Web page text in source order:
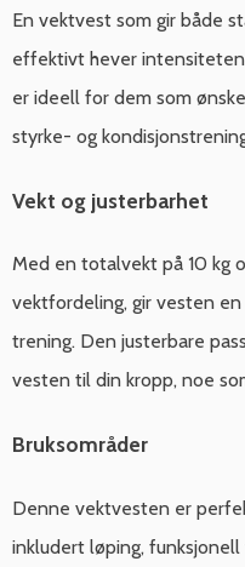
En vektvest som gir både
effektivt hever
er ideell for dem som
styrke- og
Vekt og justerbarhet
Med en totalvekt på 10 kg
vektfordeling, gir vesten
trening. Den justerbare
vesten til din kropp, noe
Bruksområder
Denne vektvesten er
inkludert løping,